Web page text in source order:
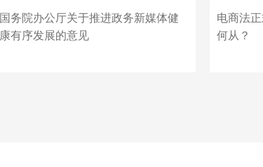
国务院办公厅关于推进政务新媒体健
康有序发展的意见
电商法
何从？